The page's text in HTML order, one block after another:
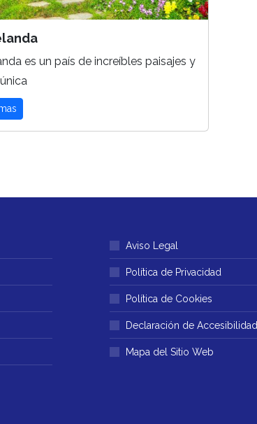
es un país de increíbles paisajes y
Aviso Legal
Política de Privacidad
Política de Cookies
Declaración de Accesibilidad
Mapa del Sitio Web